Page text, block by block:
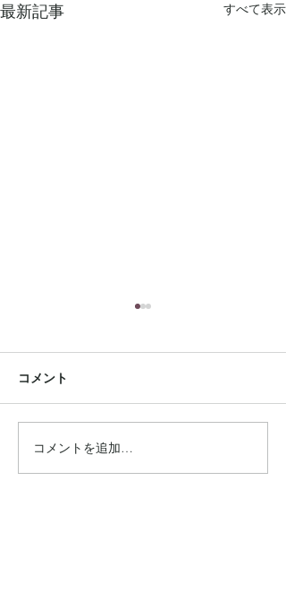
最新記事 すべて表示
雑誌【GISELe】8月号に
掲載されました
コメント
コメントを追加…